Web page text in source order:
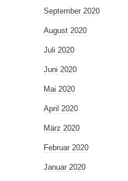
September 2020
August 2020
Juli 2020
Juni 2020
Mai 2020
April 2020
März 2020
Februar 2020
Januar 2020